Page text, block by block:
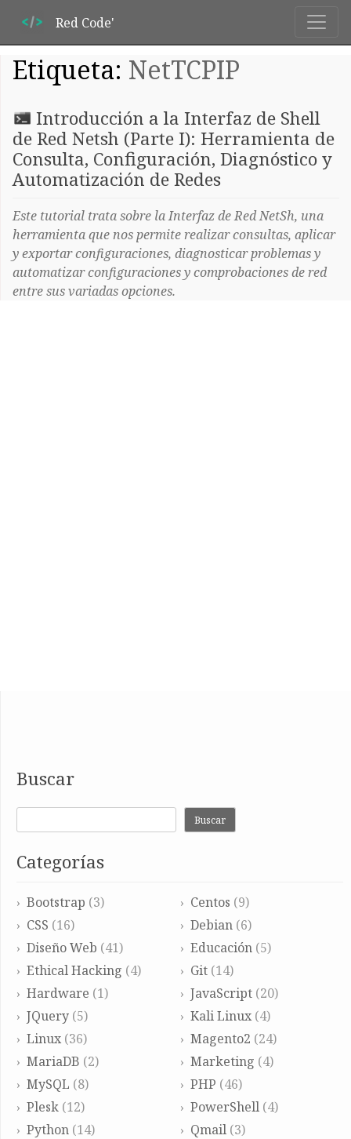
Red Code'
Etiqueta: NetTCPIP
Introducción a la Interfaz de Shell
de Red Netsh (Parte I): Herramienta de
Consulta, Configuración, Diagnóstico y
Automatización de Redes
Este tutorial trata sobre la Interfaz de Red NetSh, una
herramienta que nos permite realizar consultas, aplicar
y exportar configuraciones, diagnosticar problemas y
automatizar configuraciones y comprobaciones de red
entre sus variadas opciones.
Buscar
Buscar
Categorías
Bootstrap (3) Centos (9)
CSS (16) Debian(6)
Diseño Web (41) Educación(5)
Ethical Hacking (4) Git(14)
Hardware (1) JavaScript(20)
JQuery (5) Kali Linux(4)
Linux (36) Magento2 (24)
MariaDB (2) Marketing (4)
MySQL (8) PHP (46)
Plesk (12) PowerShell(4)
Python (14) Qmail(3)